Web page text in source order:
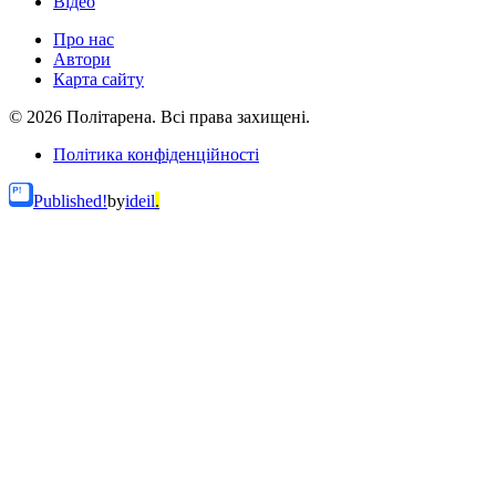
Про нас
Автори
Карта сайту
© 2026 Політарена. Всі права захищені.
Політика конфіденційності
Published!byideil.